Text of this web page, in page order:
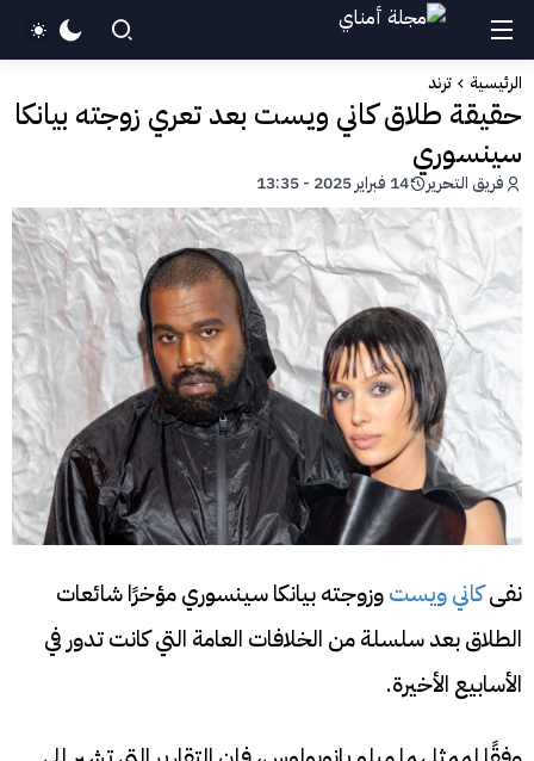
الرئيسية ترند
حقيقة طلاق كاني ويست بعد تعري زوجته بيانكا
سينسوري
فريق التحرير 14 فبراير 2025 - 13:35
نفىكاني ويستوزوجته بيانكا سينسوري مؤخرًا شائعات
الطلاق بعد سلسلة من الخلافات العامة التي كانت تدور في
الأسابيع الأخيرة.